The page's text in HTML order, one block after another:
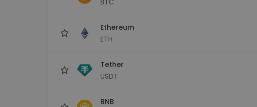
Ethereum
ETH
Tether
USDT
BNB